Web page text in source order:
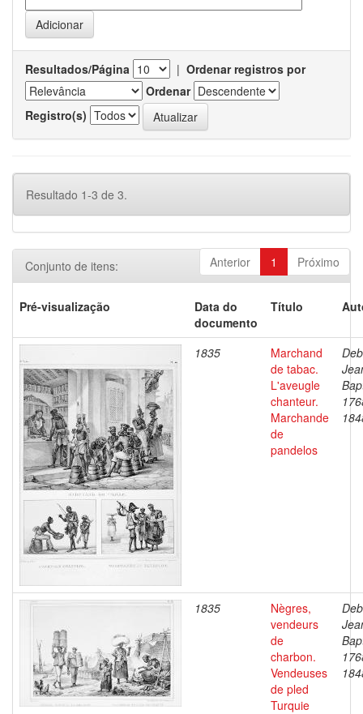
Resultados/Página | Ordenar registros por
Ordenar
Registro(s)
Resultado 1-3 de 3.
Anterior 1 Próximo
Conjunto de itens:
Pré-visualização
Data do
documento
Título
1835
Marchand
de tabac.
L'aveugle
chanteur.
Marchande
de
pandelos
1835
Nègres,
vendeurs
de
charbon.
Vendeuses
de pled
Turquie